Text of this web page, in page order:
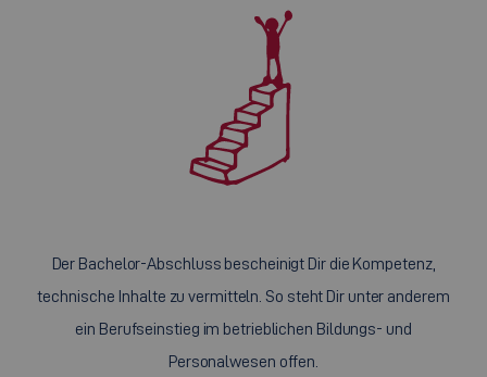
Der Bachelor-Abschluss bescheinigt Dir die Kompetenz,
technische Inhalte zu vermitteln. So steht Dir unter anderem
ein Berufseinstieg im betrieblichen Bildungs- und
Personalwesen offen.